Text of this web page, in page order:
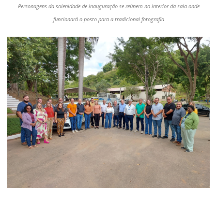
Personagens da solenidade de inauguração se reúnem no interior da sala onde
funcionará o posto para a tradicional fotografia